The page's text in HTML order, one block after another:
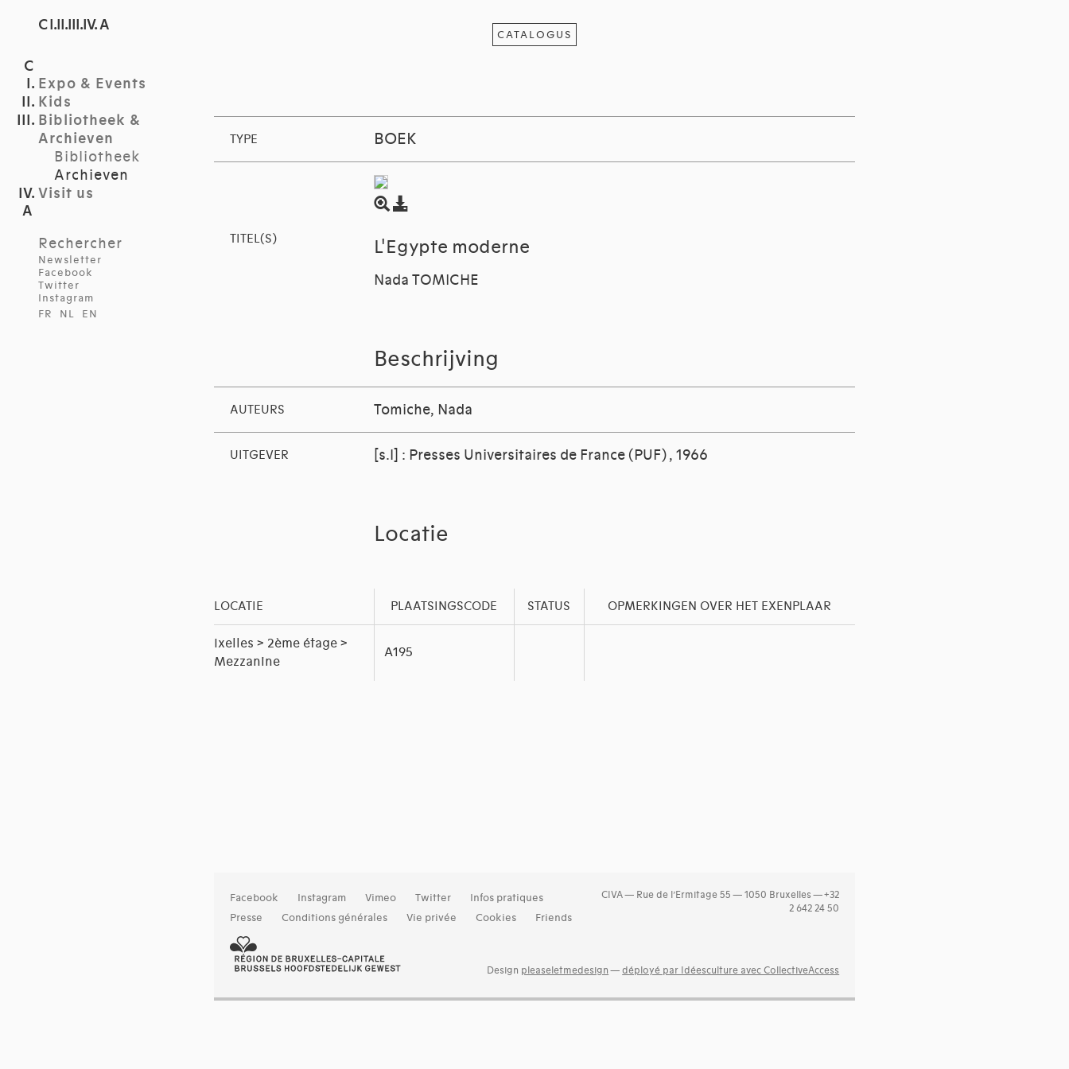
C I.II.III.IV. A
Expo & Events
Kids
Bibliotheek &
Archieven
Bibliotheek
Archieven
Visit us
Rechercher
Newsletter
Facebook
Twitter
Instagram
FR
NL EN
CATALOGUS
TYPE BOEK
TITEL(S) L'Egypte moderne
Nada TOMICHE
Beschrijving
AUTEURS Tomiche, Nada
UITGEVER [s.l] : Presses Universitaires de France (PUF) , 1966
Locatie
LOCATIE PLAATSINGSCODE STATUS OPMERKINGEN OVER HET EXENPLAAR
Ixelles > 2ème étage >
Mezzanine
A195
Facebook Instagram Vimeo Twitter
Infos pratiques
Presse
Conditions générales Vie privée Cookies Friends
CIVA — Rue de l’Ermitage 55 — 1050 Bruxelles — +32
2 642 24 50
Design pleaseletmedesign —déployé par Idéesculture avec CollectiveAccess